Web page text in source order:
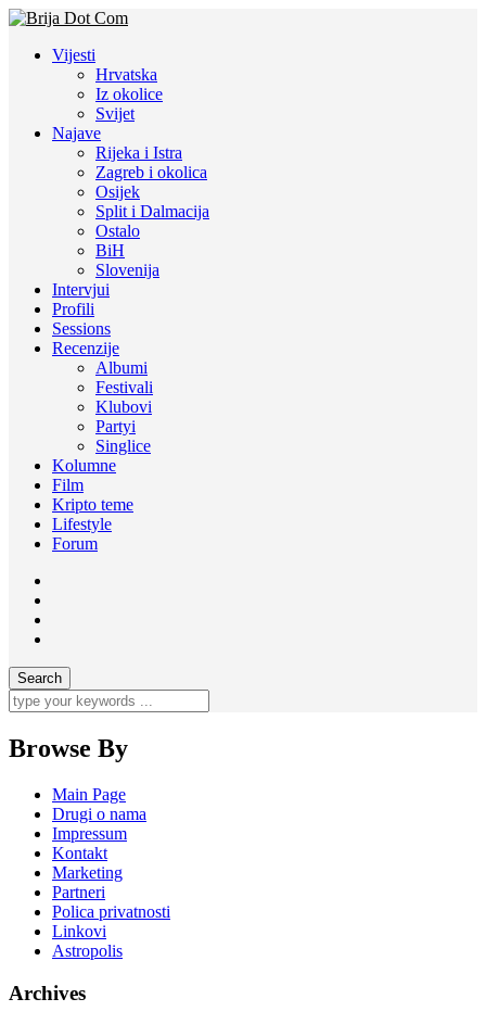
Vijesti
Hrvatska
Iz okolice
Svijet
Najave
Rijeka i Istra
Zagreb i okolica
Osijek
Split i Dalmacija
Ostalo
BiH
Slovenija
Intervjui
Profili
Sessions
Recenzije
Albumi
Festivali
Klubovi
Partyi
Singlice
Kolumne
Film
Kripto teme
Lifestyle
Forum
Browse By
Main Page
Drugi o nama
Impressum
Kontakt
Marketing
Partneri
Polica privatnosti
Linkovi
Astropolis
Archives